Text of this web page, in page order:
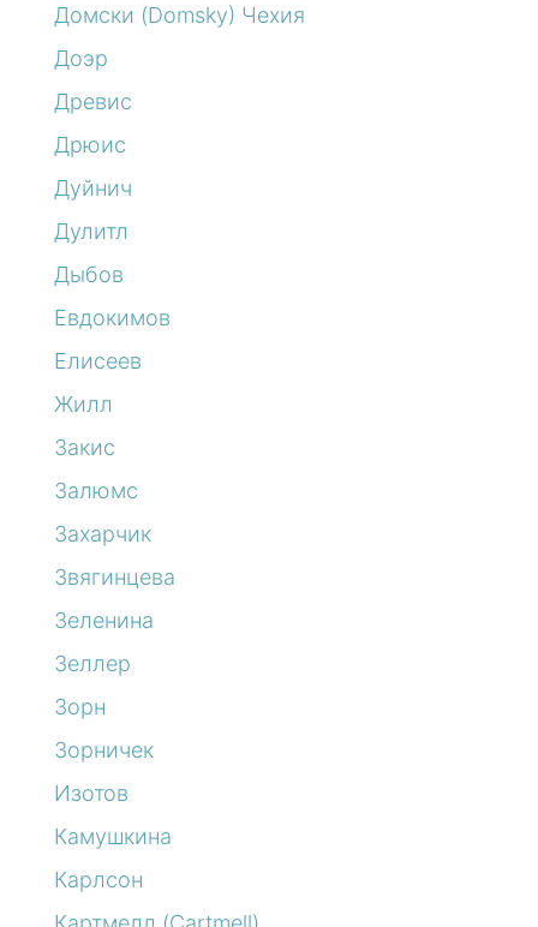
Домски (Domsky) Чехия
Доэр
Древис
Дрюис
Дуйнич
Дулитл
Дыбов
Евдокимов
Елисеев
Жилл
Закис
Залюмс
Захарчик
Звягинцева
Зеленина
Зеллер
Зорн
Зорничек
Изотов
Камушкина
Карлсон